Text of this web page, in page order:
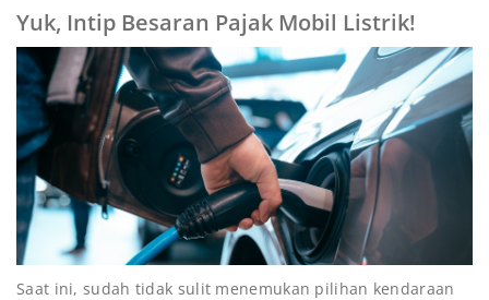
Yuk, Intip Besaran Pajak Mobil Listrik!
Saat ini, sudah tidak sulit menemukan pilihan kendaraan